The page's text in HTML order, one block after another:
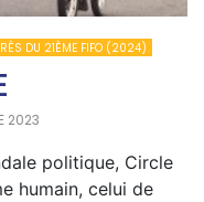
DU 21ÈME FIFO (2024)
2023
politique, Circle
humain, celui de